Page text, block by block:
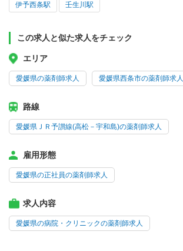
伊予西条駅 壬生川駅
この求人と似た求人をチェック
エリア
愛媛県の薬剤師求人 愛媛県西条市の薬剤師求人
路線
愛媛県ＪＲ予讃線(高松－宇和島)の薬剤師求人
雇用形態
愛媛県の正社員の薬剤師求人
求人内容
愛媛県の病院・クリニックの薬剤師求人